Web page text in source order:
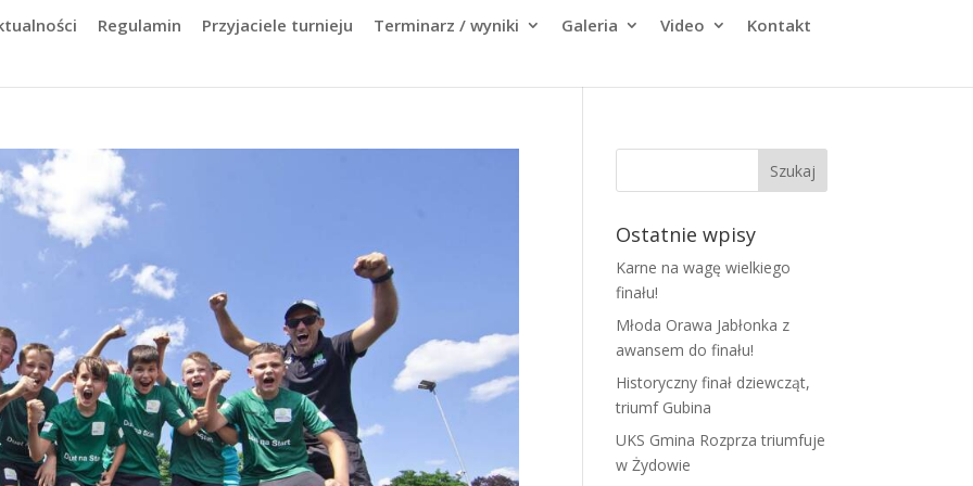
Regulamin Przyjaciele turnieju Terminarz / wyniki Galeria Video Kontakt
Ostatnie wpisy
Karne na wagę wielkiego
finału!
Młoda Orawa Jabłonka z
awansem do finału!
Historyczny finał dziewcząt,
triumf Gubina
UKS Gmina Rozprza triumfuje
w Żydowie